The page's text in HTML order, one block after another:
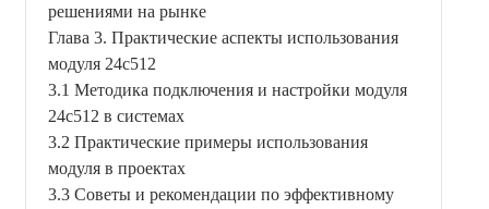
решениями на рынке
Глава 3. Практические аспекты использования
модуля 24c512
3.1 Методика подключения и настройки модуля
24c512 в системах
3.2 Практические примеры использования
модуля в проектах
3.3 Советы и рекомендации по эффективному